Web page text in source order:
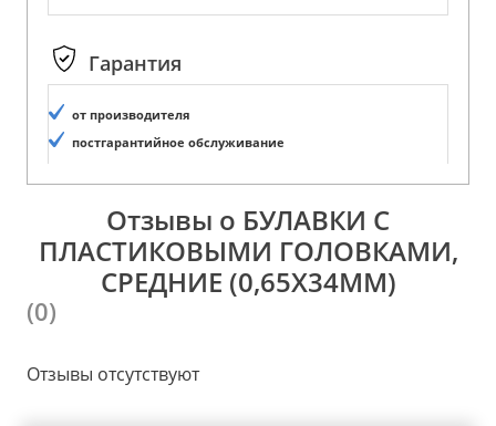
Гарантия
от производителя
постгарантийное обслуживание
Отзывы о БУЛАВКИ С
ПЛАСТИКОВЫМИ ГОЛОВКАМИ,
СРЕДНИЕ (0,65Х34ММ)
(0)
Отзывы отсутствуют